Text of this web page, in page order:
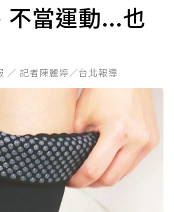
不當運動...也
／ 記者陳麗婷／台北報導